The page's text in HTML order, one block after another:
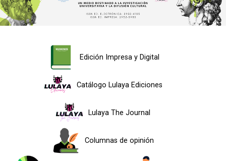
Edición Impresa y Digital
Catálogo Lulaya Ediciones
Lulaya The Journal
Columnas de opinión